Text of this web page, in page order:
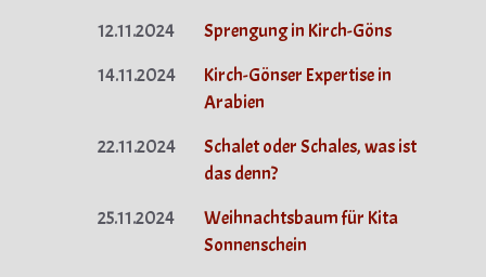
12.11.2024
Sprengung in Kirch-Göns
14.11.2024
Kirch-Gönser Expertise in
Arabien
22.11.2024
Schalet oder Schales, was ist
das denn?
25.11.2024
Weihnachtsbaum für Kita
Sonnenschein